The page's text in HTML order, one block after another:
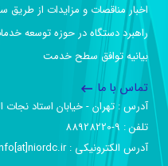
اخبار مناقصات و مزایدات از طریق
راهبرد دستگاه در حوزه توسعه
بیانیه توافق سطح خدمت
تماس با ما
آدرس :‌ تهران - خیابان استاد نجات
تلفن :‌ 9-88928220
آدرس الکترونیکی :‌ info[at]niordc.ir